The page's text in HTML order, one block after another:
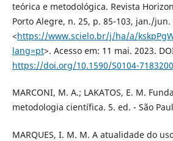
teórica e metodológica. Revista
Porto Alegre, n. 25, p. 85-103, jan./
<https://www.scielo.br/j/ha/a/
lang=pt>. Acesso em: 11 mai. 2023.
https://doi.org/10.1590/S0104-
MARCONI, M. A.; LAKATOS, E. M.
metodologia científica. 5. ed. - São
MARQUES, I. M. M. A atualidade do